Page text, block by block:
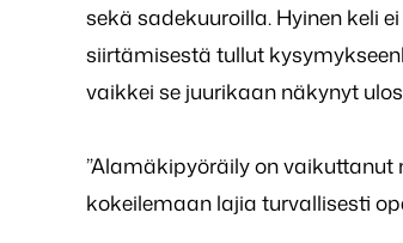
sekä sadekuuroilla. Hyinen keli
siirtämisestä tullut
vaikkei se juurikaan näkynyt
”Alamäkipyöräily on vaikuttanut
kokeilemaan lajia turvallisesti